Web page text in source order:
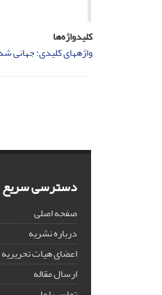
کلیدواژه‌ها
واژه­های کلیدی: جهانی
دسترسی سریع
صفحه اصلی
درباره نشریه
اعضای هیات تحریریه
ارسال مقاله